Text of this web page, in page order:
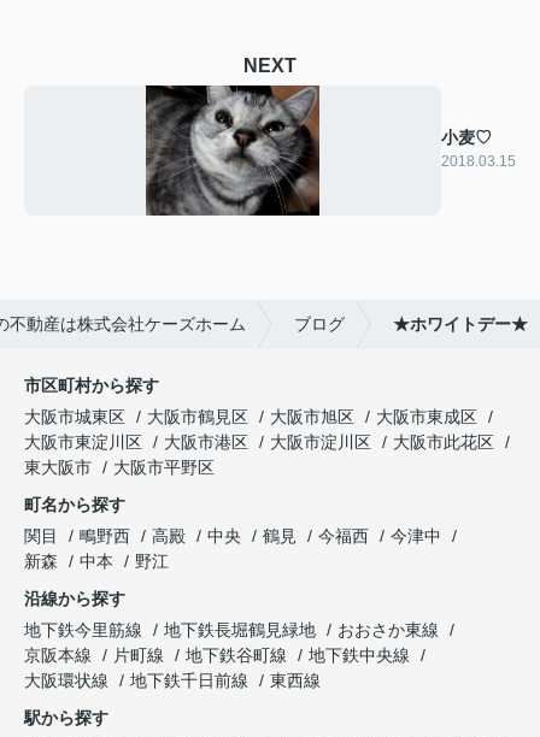
NEXT
小麦♡
2018.03.15
不動産は株式会社ケーズホーム ブログ ★ホワイトデー★
市区町村から探す
大阪市城東区
大阪市鶴見区 大阪市旭区
大阪市東成区
大阪市東淀川区
大阪市港区 大阪市淀川区
大阪市此花区
東大阪市
大阪市平野区
町名から探す
関目
鴫野西 高殿 中央 鶴見 今福西
今津中
新森
中本
野江
沿線から探す
地下鉄今里筋線
地下鉄長堀鶴見緑地
おおさか東線
京阪本線
片町線 地下鉄谷町線
地下鉄中央線
大阪環状線
地下鉄千日前線
東西線
駅から探す